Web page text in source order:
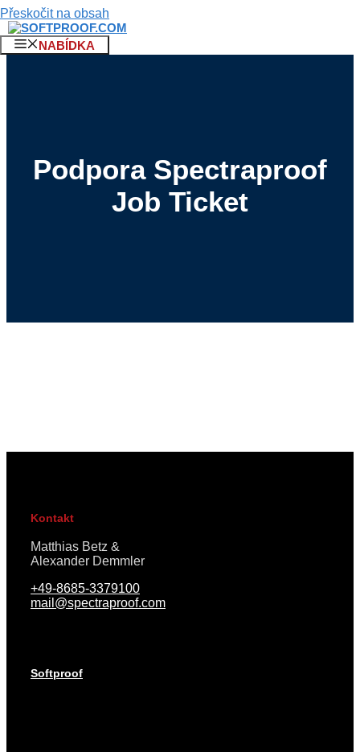
Přeskočit na obsah
NABÍDKA
Podpora Spectraproof
Job Ticket
Kontakt
Matthias Betz &
Alexander Demmler
+49-8685-3379100
mail@spectraproof.com
Softproof